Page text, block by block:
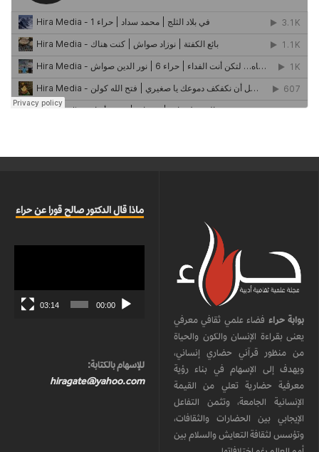
بوابة حراء فضاء علمي ثقافي معرفي
يعنى بقراءة الإنسان والكون والحياة
من منظور قرآني حضاري إنساني،
ويهدف إلى الإسهام في بناء رؤية
معرفية حضارية تعلي من القيمة
الإنسانية الجامعة، وتثمن التفاعل
الإيجابي بين الحضارات والثقافات،
وتؤسس لثقافة التعايش والسلام بين
ماذا قال الدكتور صالح قورا عن حراء
00:00
03:14
للإسهام بالكتابة:
hiragate@yahoo.com